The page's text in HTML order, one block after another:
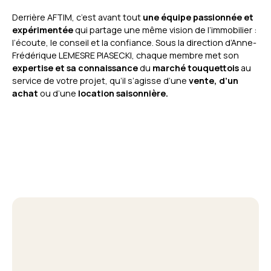
Derrière AFTIM, c’est avant tout une équipe passionnée et
expérimentéequi partage une même vision de l’immobilier :
l’écoute, le conseil et la confiance. Sous la direction d’Anne-
Frédérique LEMESRE PIASECKI, chaque membre met son
expertise et sa connaissancedu marché touquettois au
service de votre projet, qu’il s’agisse d’une vente, d’un
achat ou d’une location saisonnière.